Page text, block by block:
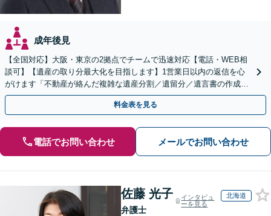
成年後見
【全国対応】大阪・東京の2拠点でチームで迅速対応【電話・WEB相
談可】【遺産の取り分最大化を目指します】1営業日以内の返信を心
がけます「不動産が絡んだ複雑な遺産分割／遺留分／遺言書の作成・
執行／事業承継など、お任せください」【休日相談あり】
料金表を見る
電話でお問い合わせ メールでお問い合わせ
佐藤 光子
弁護士
インタビュ
ーを見る
北海道